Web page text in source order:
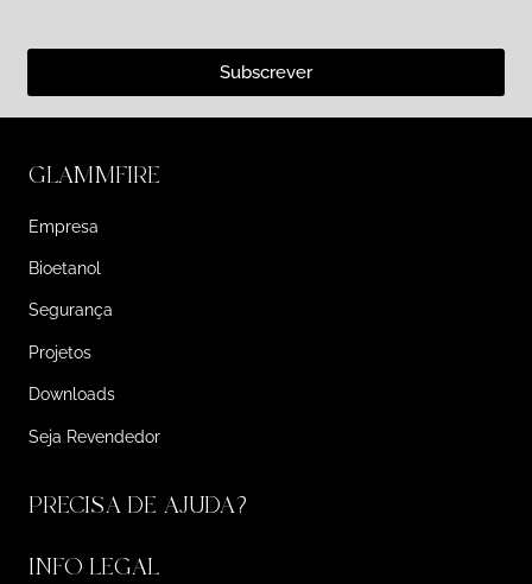
Subscrever
GLAMMFIRE
Empresa
Bioetanol
Segurança
Projetos
Downloads
Seja Revendedor
PRECISA DE AJUDA?
INFO LEGAL